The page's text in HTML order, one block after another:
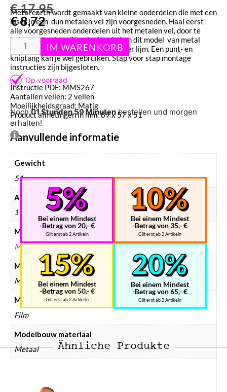
Metal earth wordt gemaakt van kleine onderdelen die met een
laser in een dun metalen vel zijn voorgesneden. Haal eerst
alle voorgesneden onderdelen uit het metalen vel, door te
knippen ,draaien of te plooien. Je kan dit model van metal
earth volledig in elkaar zetten zonder lijm. Een punt- en
kniptang kan je wel gebruiken. Stap voor stap montage
instructies zijn bijgesloten.
Instructie PDF: MMS267
Aantallen vellen: 2 vellen
Moeilijkheidsgraad: Matig
Product afmetingen in mm: 89 x 57 x 51
Aanvullende informatie
Gewicht
51 g
Afmetingen
170 × 120 × 2 mm
Merken
METAL EARTH
Modelbouw merken
Metal Earth
Modelbouw collectie
Film
Modelbouw materiaal
Metaal
€17,95
€8,72
Noch01 Stunden 59 Minutenbestellen und morgen
erhalten!
Bei einem Mindest
-Betrag von 20,- €
Gilt erst ab 2 Artikeln
Bei einem Mindest
-Betrag von 35,- €
Gilt erst ab 2 Artikeln
Bei einem Mindest
-Betrag von 50,- €
Gilt erst ab 2 Artikeln
Bei einem Mindest
-Betrag von 65,- €
Gilt erst ab 2 Artikeln
Ähnliche Produkte